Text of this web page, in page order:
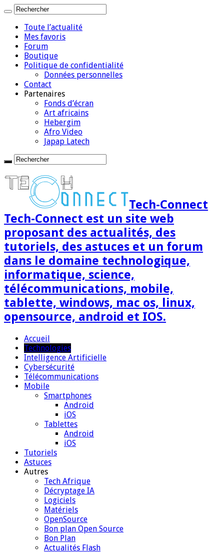
Toute l’actualité
Mes favoris
Forum
Boutique
Politique de confidentialité
Données personnelles
Contact
Partenaires
Fonds d’écran
Art africains
Hebergim
Afro Video
Japap Latech
Tech-Connect
Tech-Connect est un site web
proposant des actualités, des
tutoriels, des astuces et un forum
dans le domaine technologique,
informatique, science,
télécommunications, mobile,
tablette, windows, mac os, linux,
opensource, android et IOS.
Accueil
Technologies
Intelligence Artificielle
Cybersécurité
Télécommunications
Mobile
Smartphones
Android
iOS
Tablettes
Android
iOS
Tutoriels
Astuces
Autres
Tech Afrique
Décryptage IA
Logiciels
Matériels
OpenSource
Bon plan Open Source
Bon Plan
Actualités Flash